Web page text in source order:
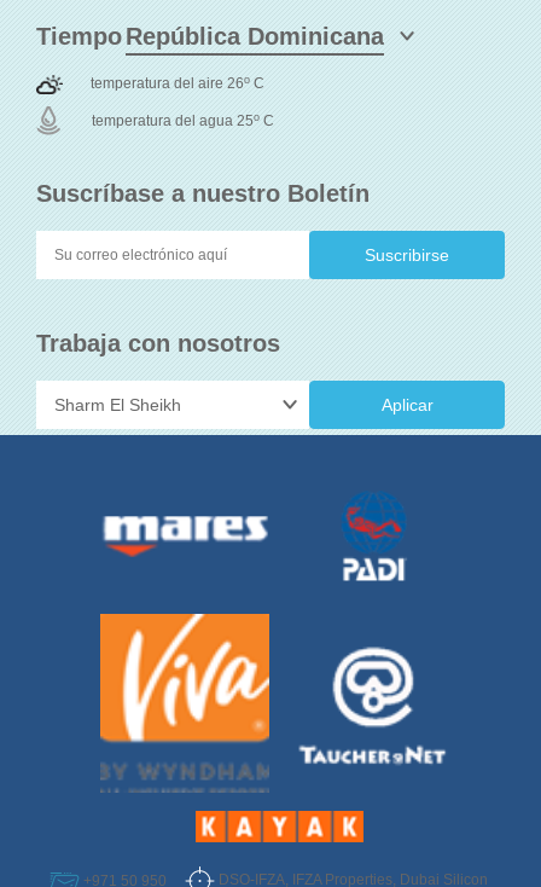
Suscríbase a nuestro Boletín
Trabaja con nosotros
Aplicar
Tiempo
temperatura del aire 26o C
temperatura del agua 25o C
+971 50 950 DSO-IFZA, IFZA Properties, Dubai Silicon